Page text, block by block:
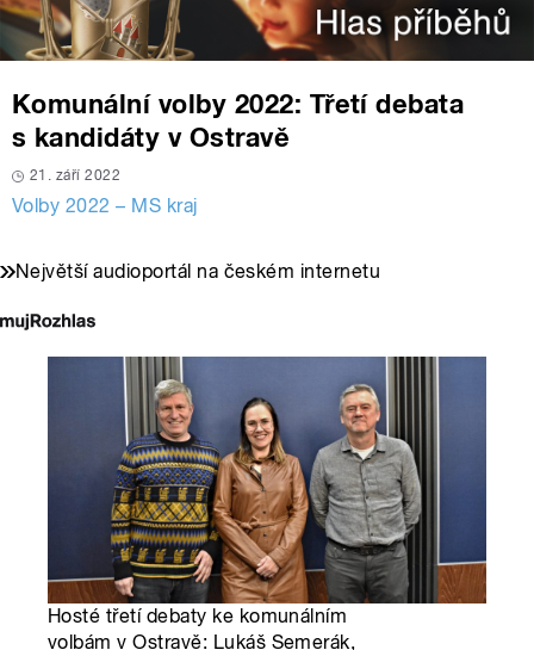
Komunální volby 2022: Třetí debata
s kandidáty v Ostravě
21. září 2022
Volby 2022 – MS kraj
Největší audioportál na českém internetu
Hosté třetí debaty ke komunálním
volbám v Ostravě: Lukáš Semerák,